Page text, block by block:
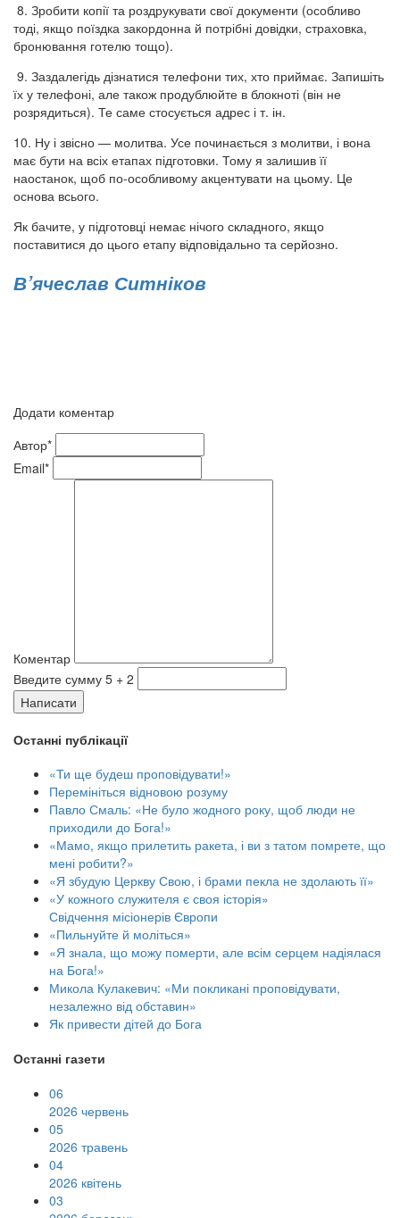
8. Зробити копії та роздрукувати свої документи (особливо
тоді, якщо поїздка закордонна й потрібні довідки, страховка,
бронювання готелю тощо).
9. Заздалегідь дізнатися телефони тих, хто приймає. Запишіть
їх у телефоні, але також продублюйте в блокноті (він не
розрядиться). Те саме стосується адрес і т. ін.
10. Ну і звісно — молитва. Усе починається з молитви, і вона
має бути на всіх етапах підготовки. Тому я залишив її
наостанок, щоб по-особливому акцентувати на цьому. Це
основа всього.
Як бачите, у підготовці немає нічого складного, якщо
поставитися до цього етапу відповідально та серйозно.
В’ячеслав Ситніков
Додати коментар
Автор*
Email*
Коментар
Введите сумму 5 + 2
Написати
Останні публікації
«Ти ще будеш проповідувати!»
Перемініться відновою розуму
Павло Смаль: «Не було жодного року, щоб люди не
приходили до Бога!»
«Мамо, якщо прилетить ракета, і ви з татом помрете, що
мені робити?»
«Я збудую Церкву Свою, і брами пекла не здолають її»
«У кожного служителя є своя історія»
Свідчення місіонерів Європи
«Пильнуйте й моліться»
«Я знала, що можу померти, але всім серцем надіялася
на Бога!»
Микола Кулакевич: «Ми покликані проповідувати,
незалежно від обставин»
Як привести дітей до Бога
Останні газети
06
2026 червень
05
2026 травень
04
2026 квітень
03